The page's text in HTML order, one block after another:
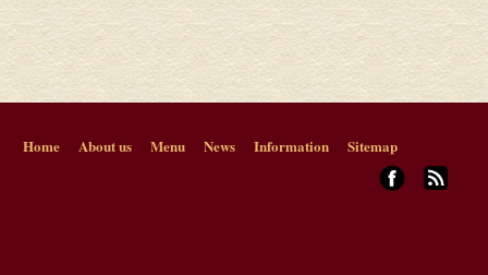
Home About us Menu News Information Sitemap